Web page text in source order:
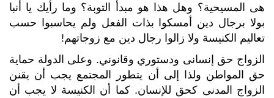
هى المسيحية؟ وهل هذا هو مبدأ التوبة؟ وما رأيك يا أنبا
بولا برجال دين أمسكوا بذات الفعل ولم يحاسبوا حسب
تعاليم الكنيسة ولا زالوا رجال دين مع زوجاتهم!
الزواج حق إنسانى ودستوري وقانوني. وعلى الدولة حماية
حق المواطن ولذا إلى أن يتطور المجتمع يجب أن يقنن
الزواج المدنى كحق للإنسان. كما أن الكنيسة لا يجب أن